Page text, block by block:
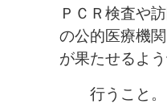
ＰＣＲ検査や
の公的 医療機
が果たせるよ
行うこと。